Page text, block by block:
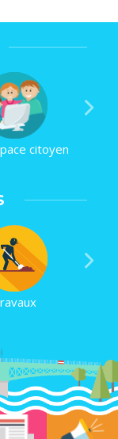
citoyen